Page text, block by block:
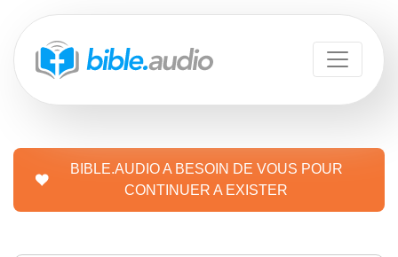
BIBLE.AUDIO A BESOIN DE VOUS POUR
CONTINUER A EXISTER